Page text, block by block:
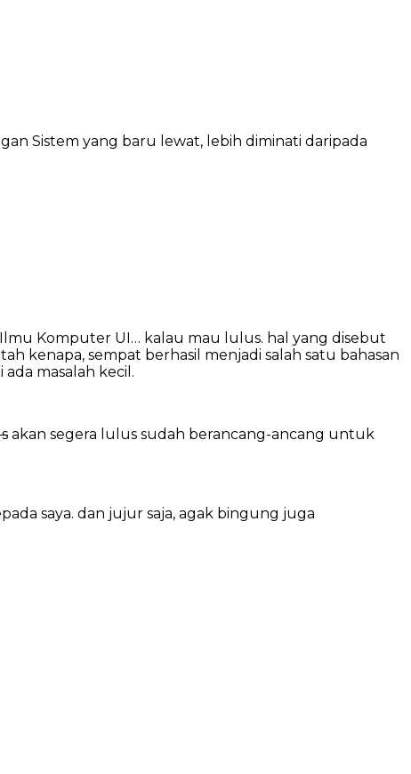
Sistem yang baru lewat, lebih diminati daripada
Komputer UI… kalau mau lulus. hal yang disebut
kenapa, sempat berhasil menjadi salah satu bahasan
masalah kecil.
akan segera lulus sudah berancang-ancang untuk
saya. dan jujur saja, agak bingung juga